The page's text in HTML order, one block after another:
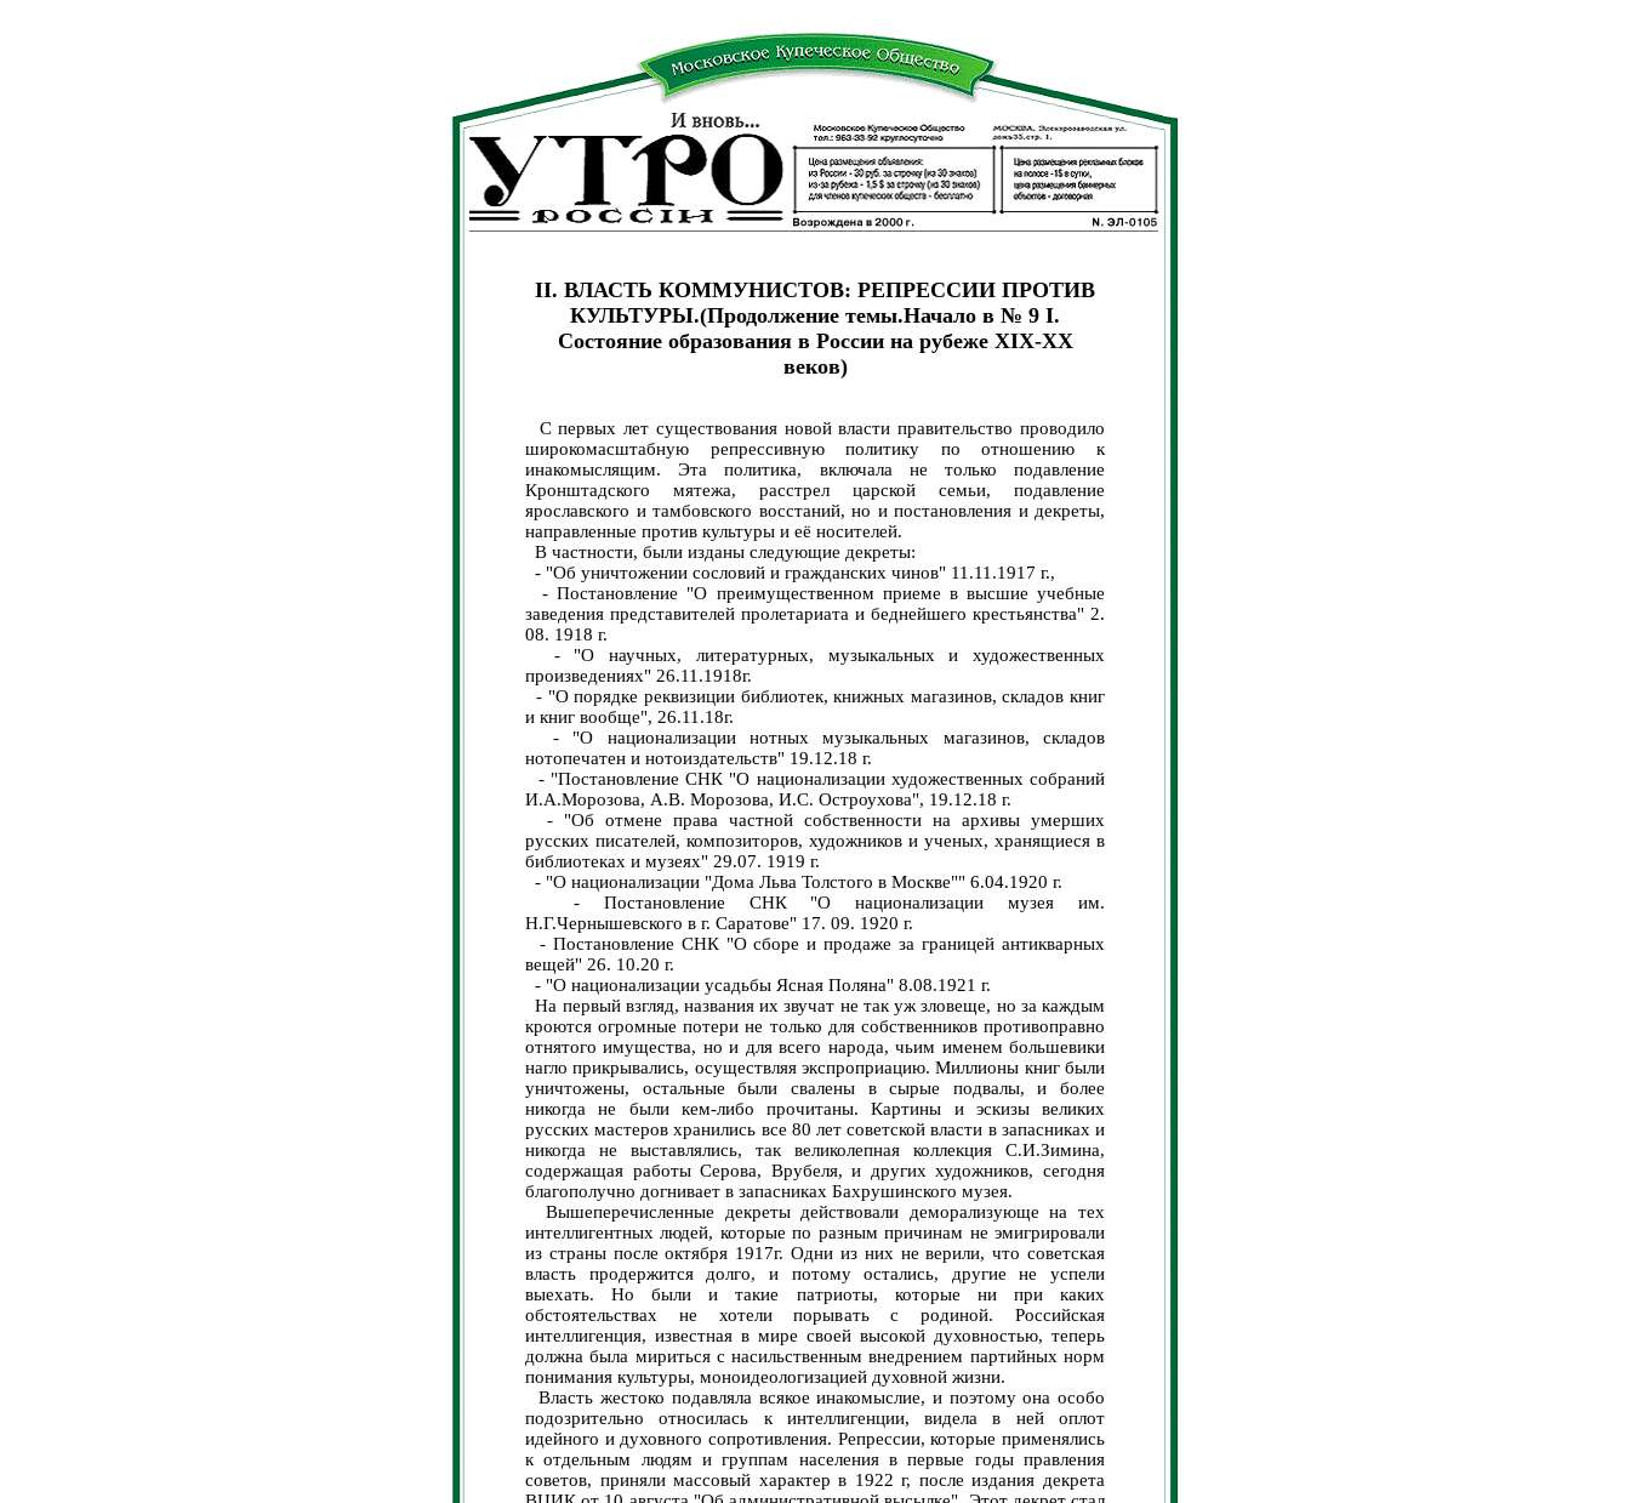
II. ВЛАСТЬ КОММУНИСТОВ: РЕПРЕССИИ ПРОТИВ
КУЛЬТУРЫ.(Продолжение темы.Начало в № 9 I.
Состояние образования в России на рубеже XIX-XX
веков)
С первых лет существования новой власти правительство проводило
широкомасштабную репрессивную политику по отношению к
инакомыслящим. Эта политика, включала не только подавление
Кронштадского мятежа, расстрел царской семьи, подавление
ярославского и тамбовского восстаний, но и постановления и декреты,
направленные против культуры и её носителей.
В частности, были изданы следующие декреты:
- "Об уничтожении сословий и гражданских чинов" 11.11.1917 г.,
- Постановление "О преимущественном приеме в высшие учебные
заведения представителей пролетариата и беднейшего крестьянства" 2.
08. 1918 г.
- "О научных, литературных, музыкальных и художественных
произведениях" 26.11.1918г.
- "О порядке реквизиции библиотек, книжных магазинов, складов книг
и книг вообще", 26.11.18г.
- "О национализации нотных музыкальных магазинов, складов
нотопечатен и нотоиздательств" 19.12.18 г.
- "Постановление СНК "О национализации художественных собраний
И.А.Морозова, А.В. Морозова, И.С. Остроухова", 19.12.18 г.
- "Об отмене права частной собственности на архивы умерших
русских писателей, композиторов, художников и ученых, хранящиеся в
библиотеках и музеях" 29.07. 1919 г.
- "О национализации "Дома Льва Толстого в Москве"" 6.04.1920 г.
- Постановление СНК "О национализации музея им.
Н.Г.Чернышевского в г. Саратове" 17. 09. 1920 г.
- Постановление СНК "О сборе и продаже за границей антикварных
вещей" 26. 10.20 г.
- "О национализации усадьбы Ясная Поляна" 8.08.1921 г.
На первый взгляд, названия их звучат не так уж зловеще, но за каждым
кроются огромные потери не только для собственников противоправно
отнятого имущества, но и для всего народа, чьим именем большевики
нагло прикрывались, осуществляя экспроприацию. Миллионы книг были
уничтожены, остальные были свалены в сырые подвалы, и более
никогда не были кем-либо прочитаны. Картины и эскизы великих
русских мастеров хранились все 80 лет советской власти в запасниках и
никогда не выставлялись, так великолепная коллекция С.И.Зимина,
содержащая работы Серова, Врубеля, и других художников, сегодня
благополучно догнивает в запасниках Бахрушинского музея.
Вышеперечисленные декреты действовали деморализующе на тех
интеллигентных людей, которые по разным причинам не эмигрировали
из страны после октября 1917г. Одни из них не верили, что советская
власть продержится долго, и потому остались, другие не успели
выехать. Но были и такие патриоты, которые ни при каких
обстоятельствах не хотели порывать с родиной. Российская
интеллигенция, известная в мире своей высокой духовностью, теперь
должна была мириться с насильственным внедрением партийных норм
понимания культуры, моноидеологизацией духовной жизни.
Власть жестоко подавляла всякое инакомыслие, и поэтому она особо
подозрительно относилась к интеллигенции, видела в ней оплот
идейного и духовного сопротивления. Репрессии, которые применялись
к отдельным людям и группам населения в первые годы правления
советов, приняли массовый характер в 1922 г, после издания декрета